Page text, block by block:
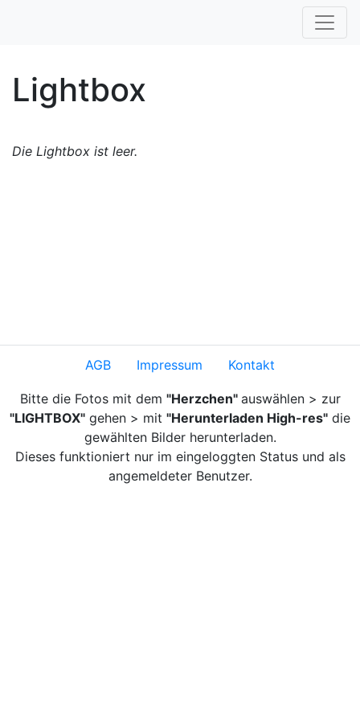
Lightbox
Die Lightbox ist leer.
AGB Impressum Kontakt
Bitte die Fotos mit dem "Herzchen" auswählen > zur
"LIGHTBOX" gehen > mit "Herunterladen High-res" die
gewählten Bilder herunterladen.
Dieses funktioniert nur im eingeloggten Status und als
angemeldeter Benutzer.